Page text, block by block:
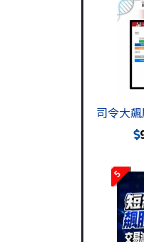
司令大
5